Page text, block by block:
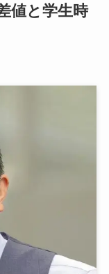
値と学生時